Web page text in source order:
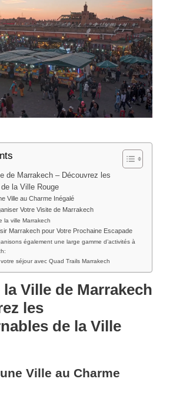
de Marrakech – Découvrez les
de la Ville Rouge
Ville au Charme Inégalé
Votre Visite de Marrakech
la ville Marrakech
Marrakech pour Votre Prochaine Escapade
également une large gamme d’activités à
séjour avec Quad Trails Marrakech
Ville de Marrakech
les
de la Ville
Ville au Charme